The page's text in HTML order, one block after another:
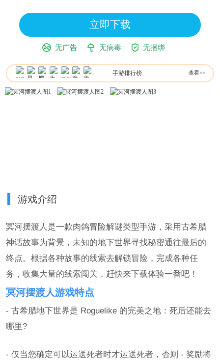
立即下载
无广告 无病毒 无捆绑
手游排行榜 查看>>
游戏介绍
冥河摆渡人是一款肉鸽冒险解谜类型手游，采用古希腊
神话故事为背景，未知的地下世界寻找秘密通往最后的
终点。根据各种故事的线索去解锁冒险，完成各种任
务，收集大量的线索闯关，赶快来下载体验一番吧！
冥河摆渡人游戏特点
- 古希腊地下世界是 Roguelike 的完美之地：死后还能去
哪里?
- 仅当您确定可以运送死者时才运送死者，否则 - 奖励将